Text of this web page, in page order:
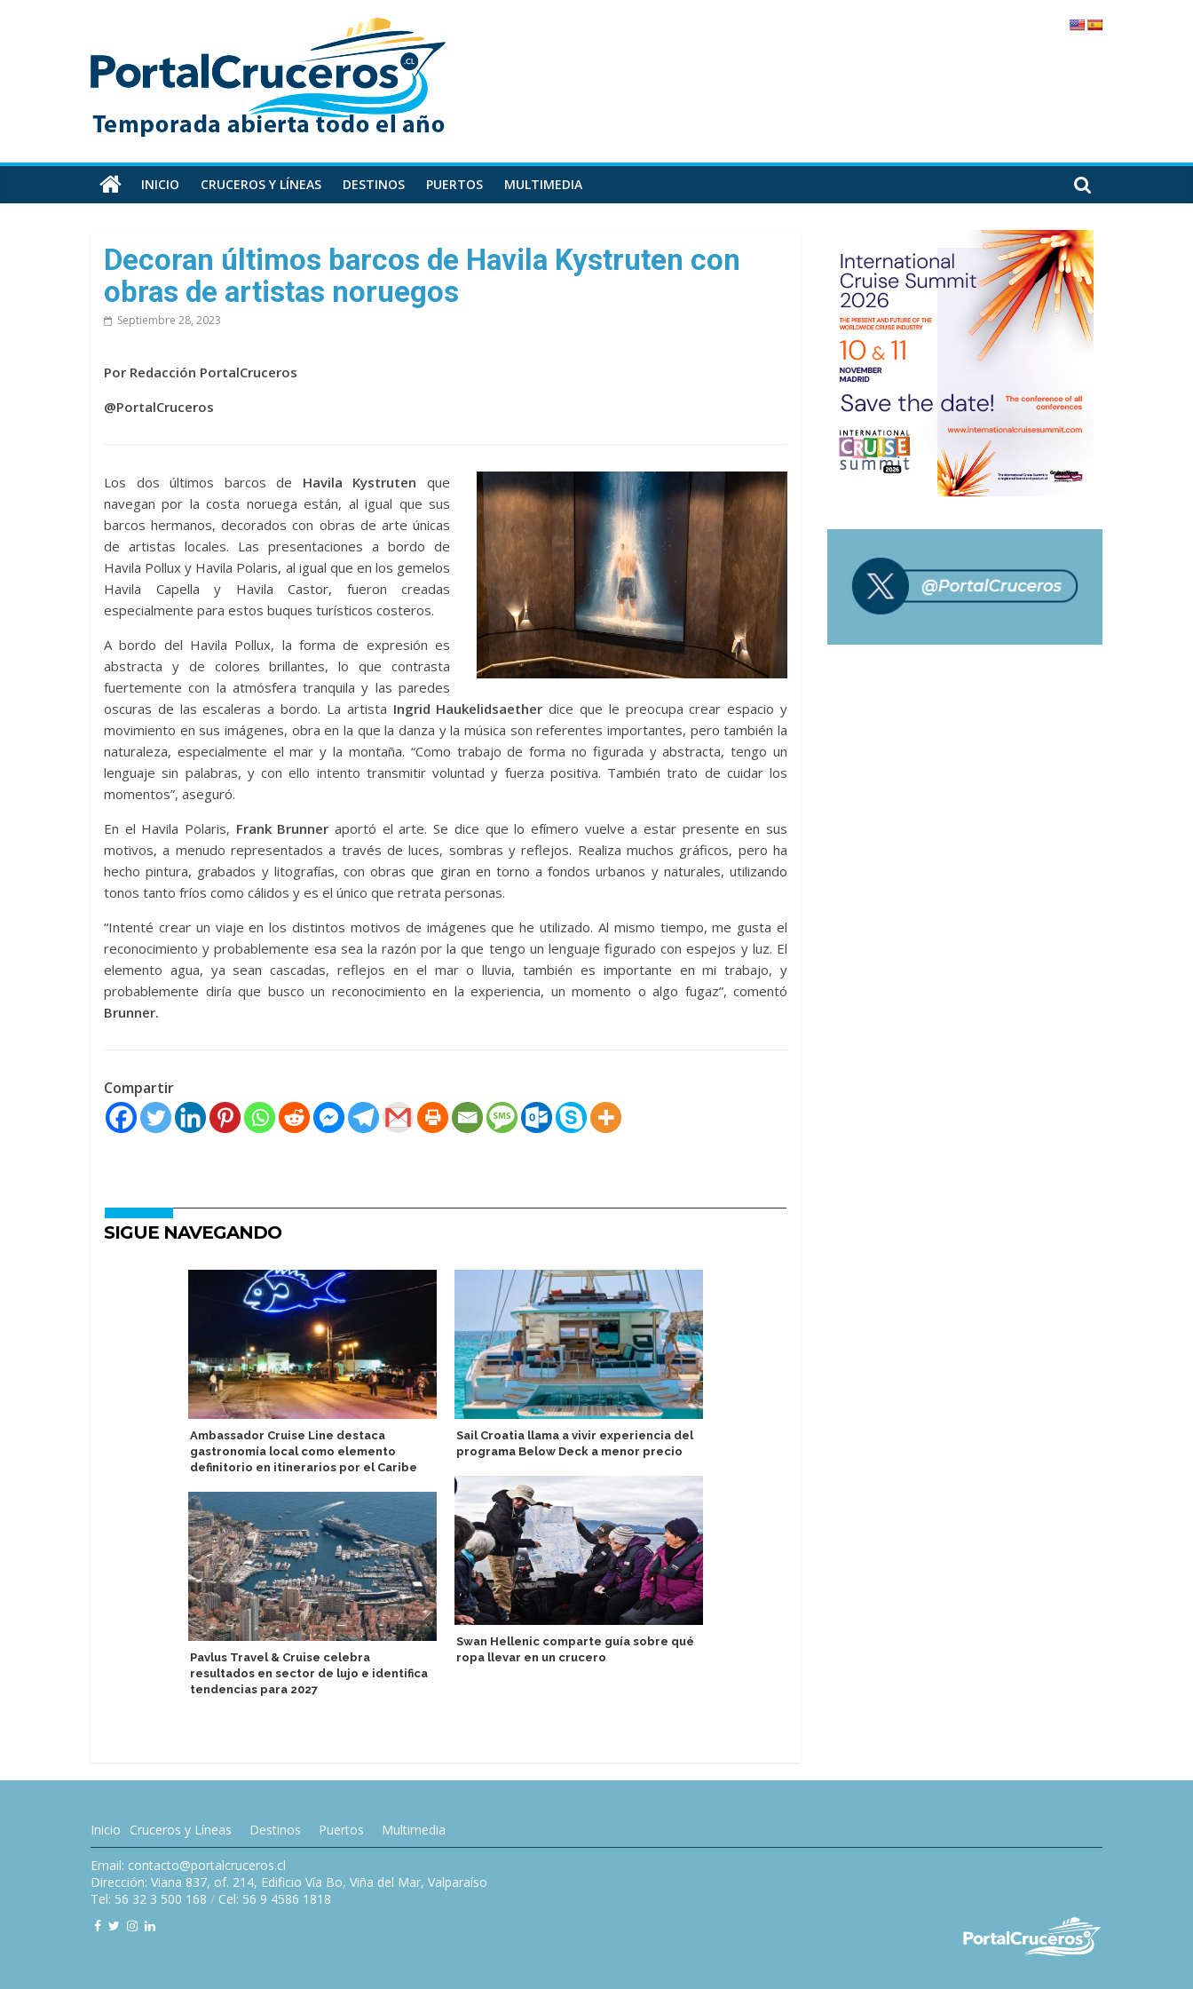
PortalCruceros
Toda
información
cruceros
en
un
sitio
INICIO CRUCEROS Y LÍNEAS DESTINOS PUERTOS MULTIMEDIA
Decoran últimos barcos de Havila Kystruten con
obras de artistas noruegos
Septiembre 28, 2023
Por Redacción PortalCruceros
@PortalCruceros
Los dos últimos barcos de Havila Kystruten que
navegan por la costa noruega están, al igual que sus
barcos hermanos, decorados con obras de arte únicas
de artistas locales. Las presentaciones a bordo de
Havila Pollux y Havila Polaris, al igual que en los gemelos
Havila Capella y Havila Castor, fueron creadas
especialmente para estos buques turísticos costeros.
A bordo del Havila Pollux, la forma de expresión es
abstracta y de colores brillantes, lo que contrasta
fuertemente con la atmósfera tranquila y las paredes
oscuras de las escaleras a bordo. La artista Ingrid Haukelidsaether dice que le preocupa crear espacio y
movimiento en sus imágenes, obra en la que la danza y la música son referentes importantes, pero también la
naturaleza, especialmente el mar y la montaña. “Como trabajo de forma no figurada y abstracta, tengo un
lenguaje sin palabras, y con ello intento transmitir voluntad y fuerza positiva. También trato de cuidar los
momentos”, aseguró.
En el Havila Polaris, Frank Brunner aportó el arte. Se dice que lo efímero vuelve a estar presente en sus
motivos, a menudo representados a través de luces, sombras y reflejos. Realiza muchos gráficos, pero ha
hecho pintura, grabados y litografías, con obras que giran en torno a fondos urbanos y naturales, utilizando
tonos tanto fríos como cálidos y es el único que retrata personas.
“Intenté crear un viaje en los distintos motivos de imágenes que he utilizado. Al mismo tiempo, me gusta el
reconocimiento y probablemente esa sea la razón por la que tengo un lenguaje figurado con espejos y luz. El
elemento agua, ya sean cascadas, reflejos en el mar o lluvia, también es importante en mi trabajo, y
probablemente diría que busco un reconocimiento en la experiencia, un momento o algo fugaz”, comentó
Brunner.
Compartir
SIGUE NAVEGANDO
Ambassador Cruise Line destaca
gastronomía local como elemento
definitorio en itinerarios por el Caribe
Pavlus Travel & Cruise celebra
resultados en sector de lujo e identifica
tendencias para 2027
Sail Croatia llama a vivir experiencia del
programa Below Deck a menor precio
Swan Hellenic comparte guía sobre qué
ropa llevar en un crucero
Inicio Cruceros y Líneas Destinos Puertos Multimedia
Email: contacto@portalcruceros.cl
Dirección: Viana 837, of. 214, Edificio Vía Bo, Viña del Mar, Valparaíso
Tel: 56 32 3 500 168 / Cel: 56 9 4586 1818